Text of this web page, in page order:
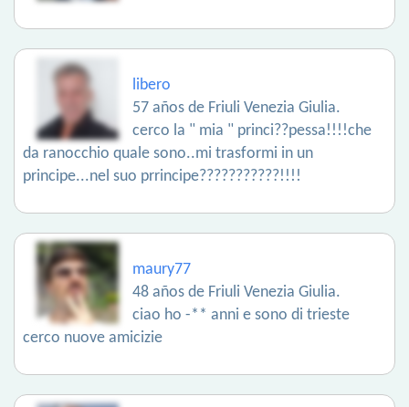
libero
57 años de Friuli Venezia Giulia.
cerco la " mia " princi??pessa!!!!che
da ranocchio quale sono..mi trasformi in un
principe...nel suo prrincipe???????????!!!!
maury77
48 años de Friuli Venezia Giulia.
ciao ho -** anni e sono di trieste
cerco nuove amicizie